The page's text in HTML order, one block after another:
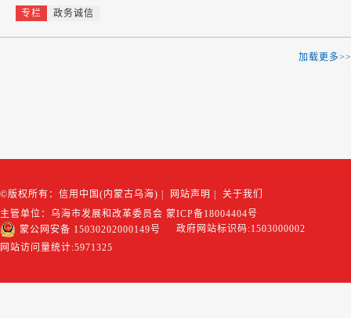
专栏 政务诚信
加载更多>>
©版权所有：信用中国(内蒙古乌海) 网站声明
关于我们
主管单位：乌海市发展和改革委员会 蒙ICP备18004404号
蒙公网安备 15030202000149号
政府网站标识码:1503000002
网站访问量统计:5971325